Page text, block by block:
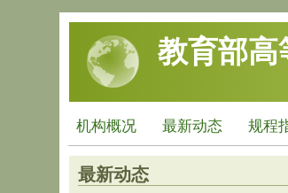
跳转到主要内容
教育部
机构概况 最新动态 规程
最新动态